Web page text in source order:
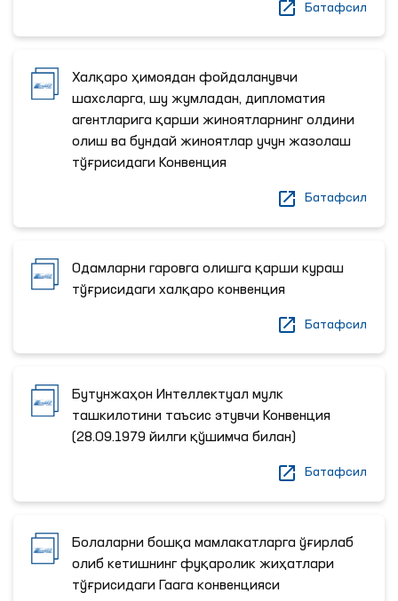
Батафсил
Халқаро ҳимоядан фойдаланувчи
шахсларга, шу жумладан, дипломатия
агентларига қарши жиноятларнинг олдини
олиш ва бундай жиноятлар учун жазолаш
тўғрисидаги Конвенция
Батафсил
Одамларни гаровга олишга қарши кураш
тўғрисидаги халқаро конвенция
Батафсил
Бутунжаҳон Интеллектуал мулк
ташкилотини таъсис этувчи Конвенция
(28.09.1979 йилги қўшимча билан)
Батафсил
Болаларни бошқа мамлакатларга ўғирлаб
олиб кетишнинг фуқаролик жиҳатлари
тўғрисидаги Гаага конвенцияси